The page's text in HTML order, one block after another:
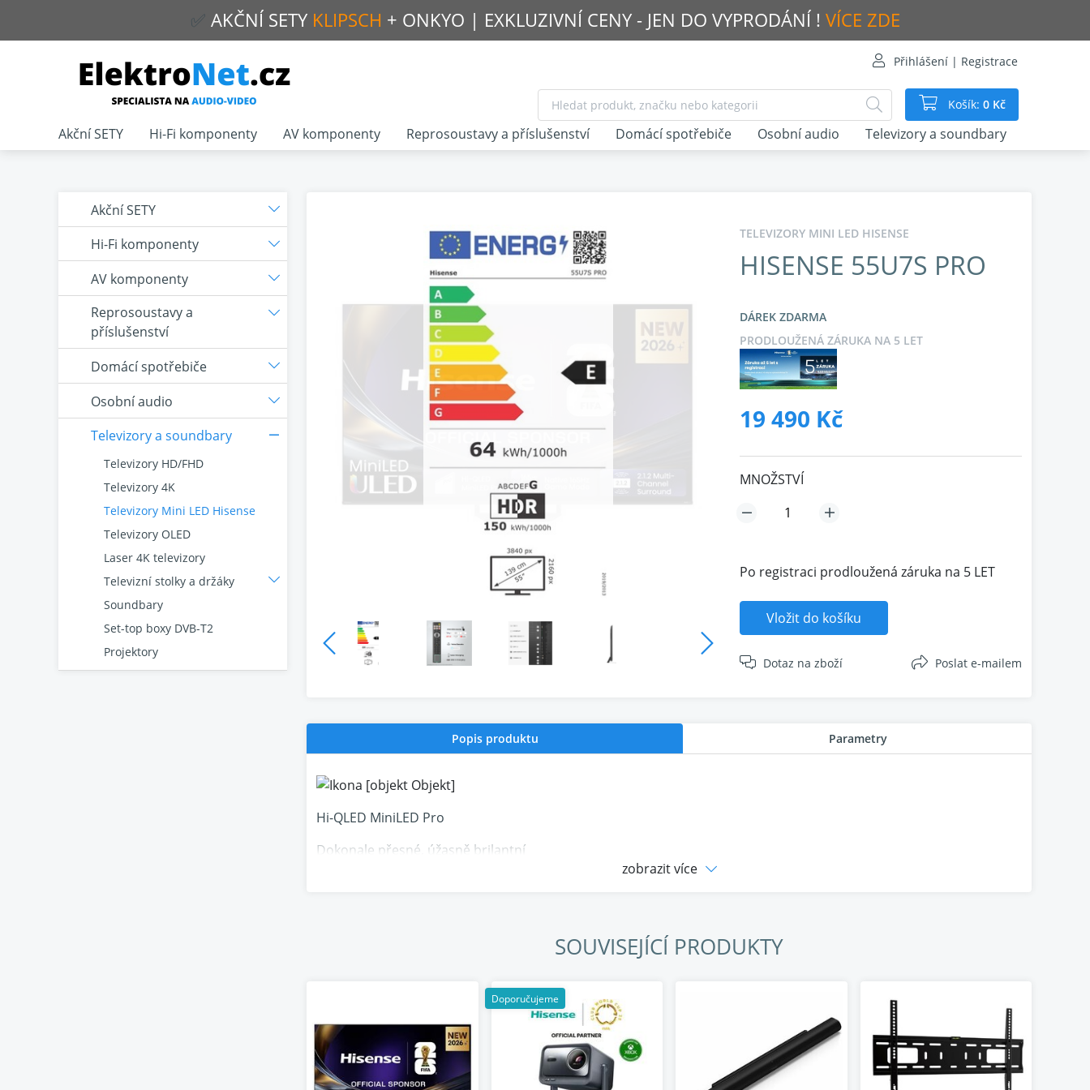
✅ AKČNÍ SETY KLIPSCH + ONKYO | EXKLUZIVNÍ CENY - JEN DO VYPRODÁNÍ ! VÍCE ZDE
Přihlášení | Registrace
Košík: 0 Kč
TELEVIZORY MINI LED HISENSE
HISENSE 55U7S PRO
DÁREK ZDARMA
PRODLOUŽENÁ ZÁRUKA NA 5 LET
19 490 Kč
MNOŽSTVÍ
Po registraci prodloužená záruka na 5 LET
Vložit do košíku
Dotaz na zboží Poslat e-mailem
Popis produktu Parametry
Hi-QLED MiniLED Pro
Dokonale přesné, úžasně brilantní
Tisíce drobných MiniLED diod nabízejí mnohem jemnější ovládání světla a jasu v každém snímku. Jasné scény
Každý pohyb, ultra plynulý
Dominujte v konkurenčním prostoru s herními funkcemi nové generace. 165Hz panel s VRR a automatickým
nízkolatenčním pipeline poskytuje ultra plynulé hraní, které reaguje v okamžiku, kdy ho začnete hrát. Zpracování
zobrazit více
SOUVISEJÍCÍ PRODUKTY
Doporučujeme
Akční SETY
Hi-Fi komponenty
AV komponenty
Reprosoustavy a
příslušenství
Domácí spotřebiče
Osobní audio
Televizory a soundbary
Televizory HD/FHD
Televizory 4K
Televizory Mini LED Hisense
Televizory OLED
Laser 4K televizory
Televizní stolky a držáky
Soundbary
Set-top boxy DVB-T2
Projektory
Akční SETY Hi-Fi komponenty AV komponenty Reprosoustavy a příslušenství Domácí spotřebiče Osobní audio Televizory a soundbary